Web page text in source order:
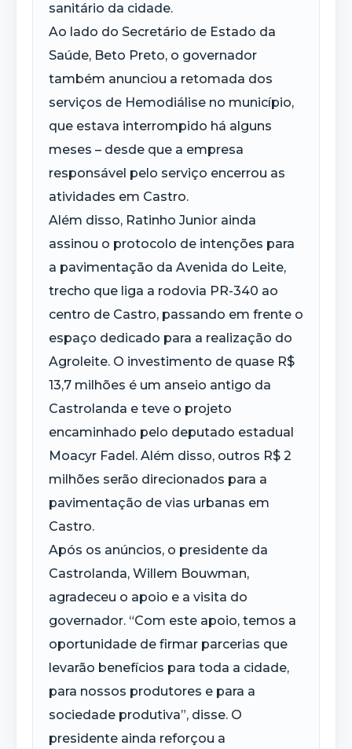
sanitário da cidade.
Ao lado do Secretário de Estado da
Saúde, Beto Preto, o governador
também anunciou a retomada dos
serviços de Hemodiálise no município,
que estava interrompido há alguns
meses – desde que a empresa
responsável pelo serviço encerrou as
atividades em Castro.
Além disso, Ratinho Junior ainda
assinou o protocolo de intenções para
a pavimentação da Avenida do Leite,
trecho que liga a rodovia PR-340 ao
centro de Castro, passando em frente o
espaço dedicado para a realização do
Agroleite. O investimento de quase R$
13,7 milhões é um anseio antigo da
Castrolanda e teve o projeto
encaminhado pelo deputado estadual
Moacyr Fadel. Além disso, outros R$ 2
milhões serão direcionados para a
pavimentação de vias urbanas em
Castro.
Após os anúncios, o presidente da
Castrolanda, Willem Bouwman,
agradeceu o apoio e a visita do
governador. “Com este apoio, temos a
oportunidade de firmar parcerias que
levarão benefícios para toda a cidade,
para nossos produtores e para a
sociedade produtiva”, disse. O
presidente ainda reforçou a